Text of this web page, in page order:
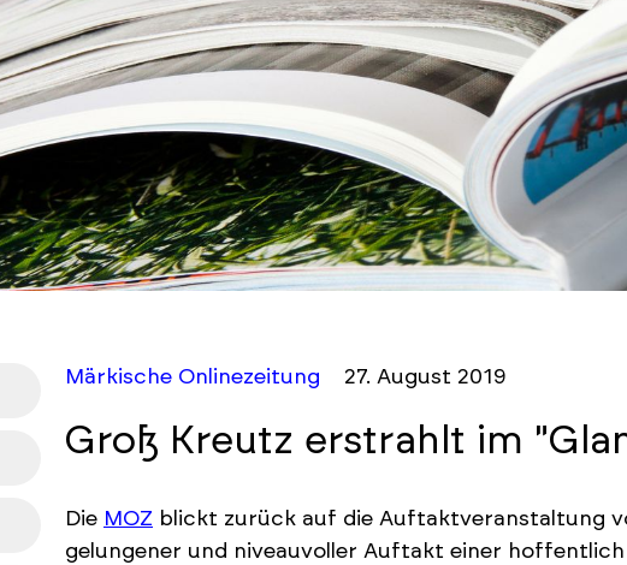
Märkische Onlinezeitung 27. August 2019
Groß Kreutz erstrahlt im
Die MOZ blickt zurück auf die Auftaktveranstaltung
gelungener und niveauvoller Auftakt einer